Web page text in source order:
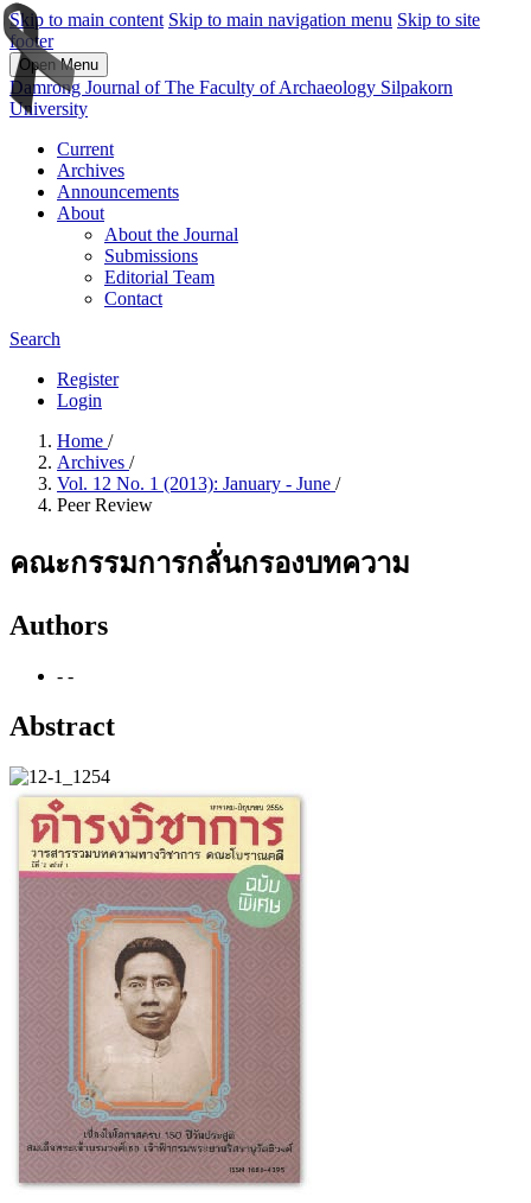
Skip to main content Skip to main navigation menu Skip to site
footer
Open Menu
Damrong Journal of The Faculty of Archaeology Silpakorn
University
Current
Archives
Announcements
About
About the Journal
Submissions
Editorial Team
Contact
Search
Register
Login
Home /
Archives /
Vol. 12 No. 1 (2013): January - June /
Peer Review
คณะกรรมการกลั่นกรองบทความ
Authors
- -
Abstract